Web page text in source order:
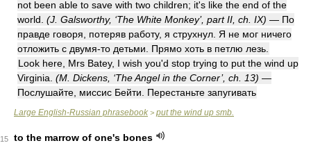
not been able to save with two children; it's like the end of the
world. (J. Galsworthy, ‘The White Monkey’, part II, ch. IX) — По
правде говоря, потеряв работу, я струхнул. Я не мог ничего
отложить с двумя-то детьми. Прямо хоть в петлю лезь.
Look here, Mrs Batey, I wish you'd stop trying to put the wind up
Virginia. (M. Dickens, ‘The Angel in the Corner’, ch. 13) —
Послушайте, миссис Бейти. Перестаньте запугивать
Large English-Russian phrasebook > put the wind up smb.
15
to the marrow of one's bones